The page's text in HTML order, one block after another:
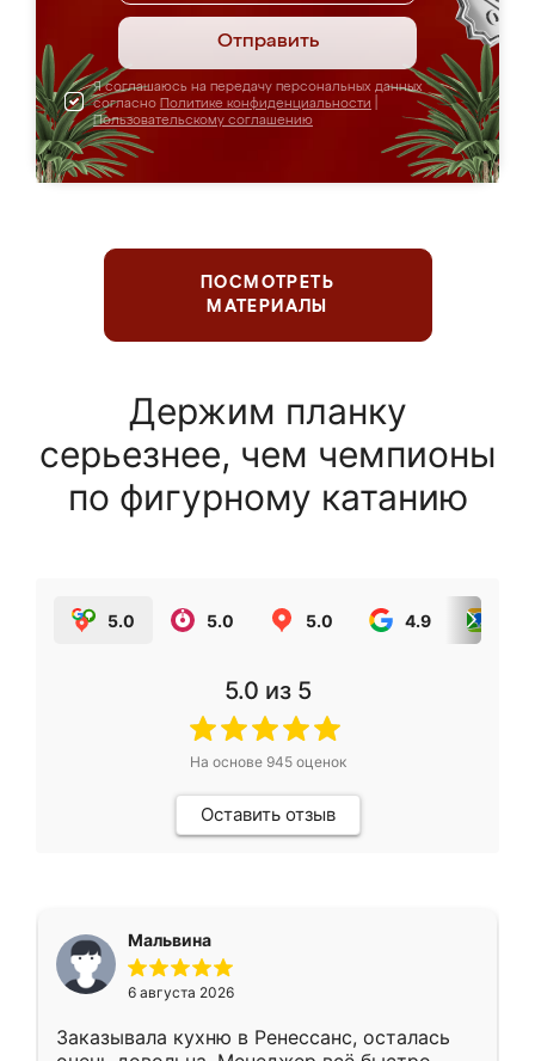
Отправить
Я соглашаюсь на передачу персональных данных
согласно Политике конфиденциальности
Пользовательскому соглашению
ПОСМОТРЕТЬ
МАТЕРИАЛЫ
Держим планку
серьезнее, чем чемпионы
по фигурному катанию
5.0 5.0 5.0 4.9
5.0 из 5
На основе 945оценок
Оставить отзыв
Мальвина
6 августа 2026
Заказывала кухню в Ренессанс, осталась